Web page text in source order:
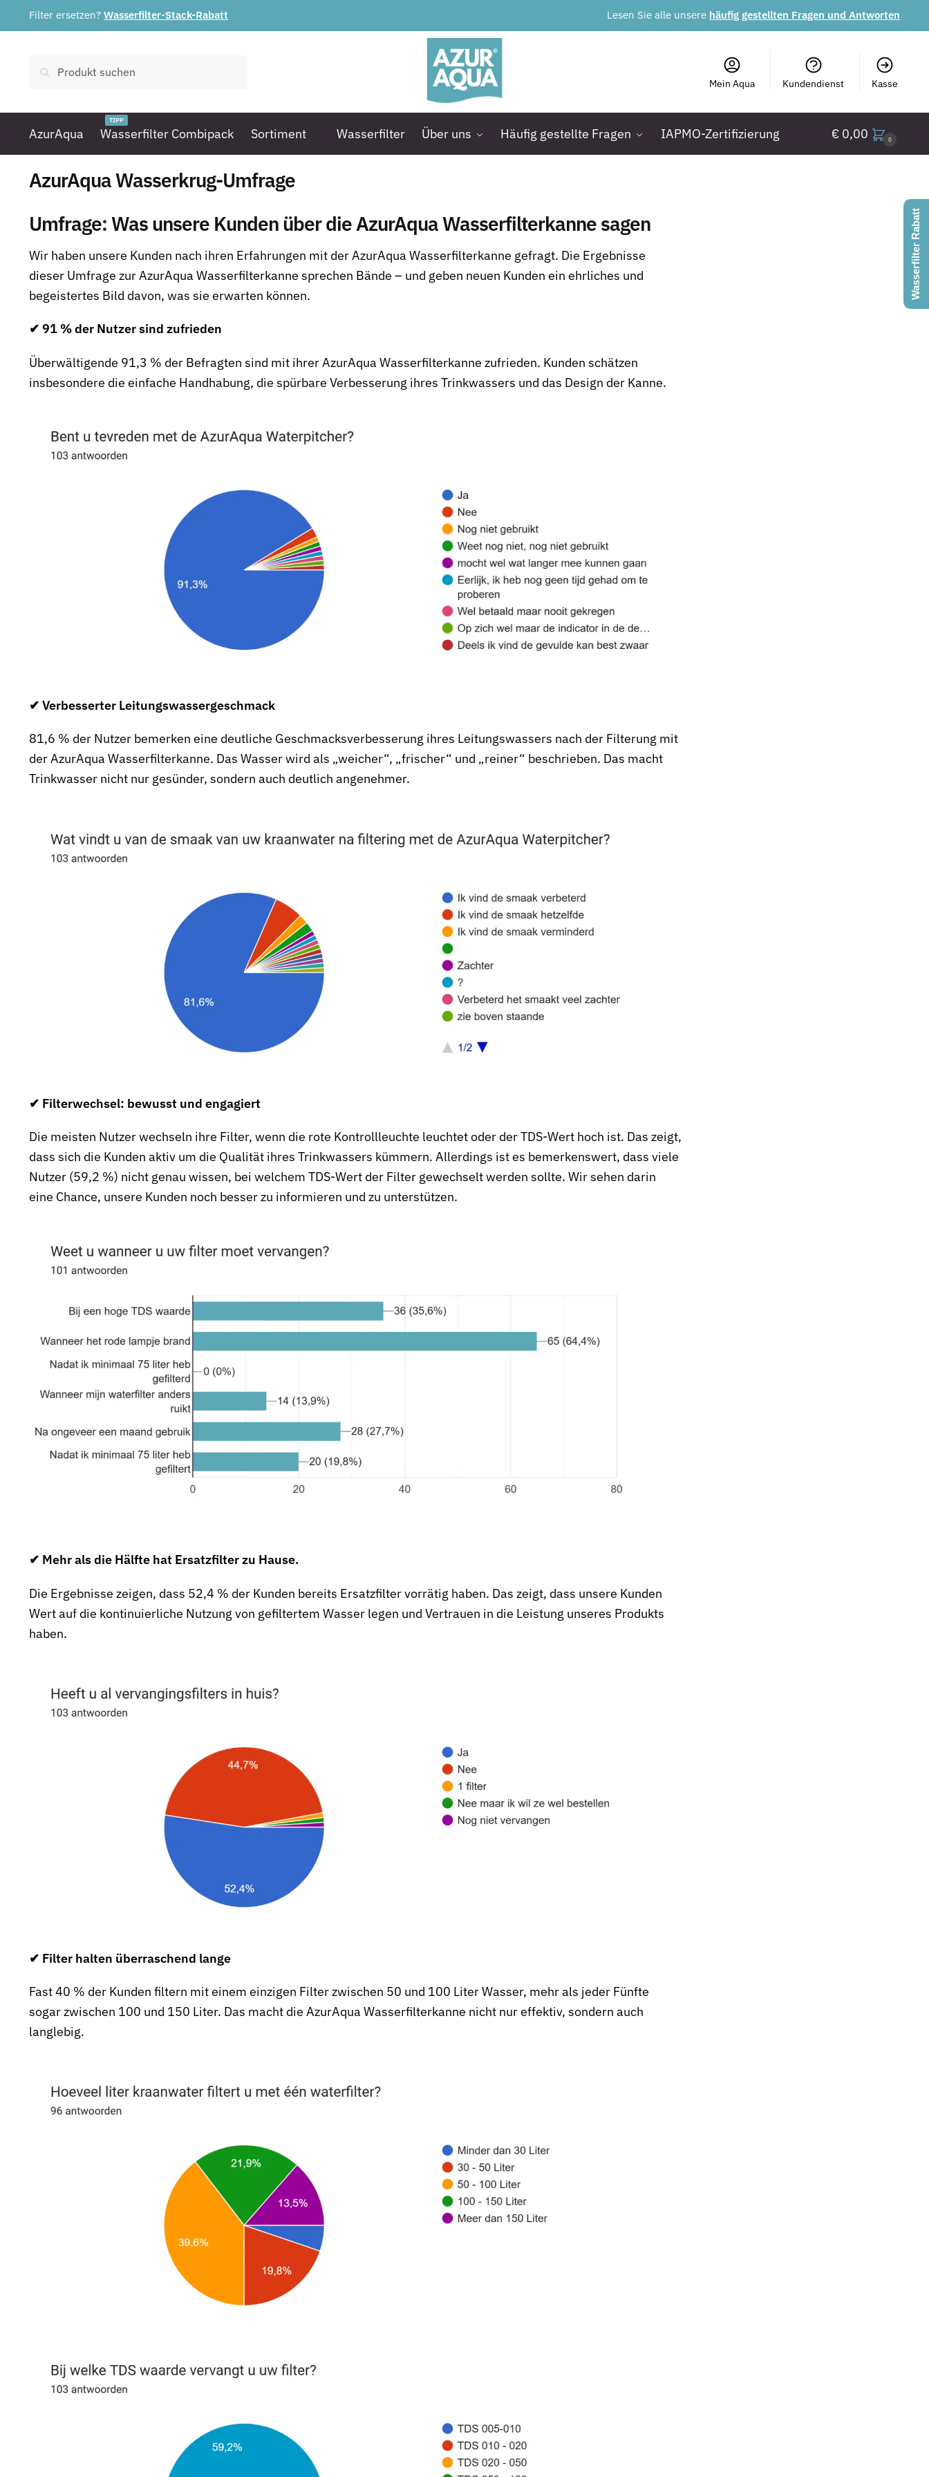
Filter ersetzen? Wasserfilter-Stack-Rabatt Lesen Sie alle unsere häufig gestellten Fragen und Antworten
nach:
Mein Aqua Kundendienst Kasse
AzurAqua
TIPP
Wasserfilter Combipack Sortiment Wasserfilter Über uns Häufig gestellte Fragen IAPMO-Zertifizierung € 0,00 0
AzurAqua Wasserkrug-Umfrage
Umfrage: Was unsere Kunden über die AzurAqua Wasserfilterkanne sagen
Wir haben unsere Kunden nach ihren Erfahrungen mit der AzurAqua Wasserfilterkanne gefragt. Die Ergebnisse
dieser Umfrage zur AzurAqua Wasserfilterkanne sprechen Bände – und geben neuen Kunden ein ehrliches und
begeistertes Bild davon, was sie erwarten können.
✔ 91 % der Nutzer sind zufrieden
Überwältigende 91,3 % der Befragten sind mit ihrer AzurAqua Wasserfilterkanne zufrieden. Kunden schätzen
insbesondere die einfache Handhabung, die spürbare Verbesserung ihres Trinkwassers und das Design der Kanne.
✔ Verbesserter Leitungswassergeschmack
81,6 % der Nutzer bemerken eine deutliche Geschmacksverbesserung ihres Leitungswassers nach der Filterung mit
der AzurAqua Wasserfilterkanne. Das Wasser wird als „weicher“, „frischer“ und „reiner“ beschrieben. Das macht
Trinkwasser nicht nur gesünder, sondern auch deutlich angenehmer.
✔ Filterwechsel: bewusst und engagiert
Die meisten Nutzer wechseln ihre Filter, wenn die rote Kontrollleuchte leuchtet oder der TDS-Wert hoch ist. Das zeigt,
dass sich die Kunden aktiv um die Qualität ihres Trinkwassers kümmern. Allerdings ist es bemerkenswert, dass viele
Nutzer (59,2 %) nicht genau wissen, bei welchem ​​TDS-Wert der Filter gewechselt werden sollte. Wir sehen darin
eine Chance, unsere Kunden noch besser zu informieren und zu unterstützen.
✔ Mehr als die Hälfte hat Ersatzfilter zu Hause.
Die Ergebnisse zeigen, dass 52,4 % der Kunden bereits Ersatzfilter vorrätig haben. Das zeigt, dass unsere Kunden
Wert auf die kontinuierliche Nutzung von gefiltertem Wasser legen und Vertrauen in die Leistung unseres Produkts
haben.
✔ Filter halten überraschend lange
Fast 40 % der Kunden filtern mit einem einzigen Filter zwischen 50 und 100 Liter Wasser, mehr als jeder Fünfte
sogar zwischen 100 und 150 Liter. Das macht die AzurAqua Wasserfilterkanne nicht nur effektiv, sondern auch
langlebig.
Wasserfilter Rabatt